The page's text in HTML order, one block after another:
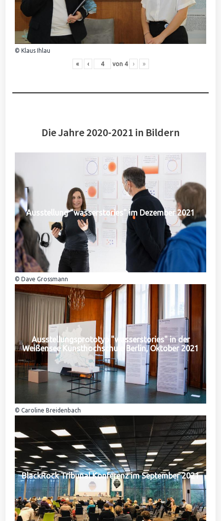
© Klaus Ihlau
« ‹ von 4 › »
Die Jahre 2020-2021 in Bildern
Ausstellung "wasserstories" im Dezember 2021
© Dave Grossmann
Ausstellungsprototyp "wasserstories" in der
Weißensee Kunsthochschule Berlin, Oktober 2021
© Caroline Breidenbach
BlackRock Tribunal Konferenz im September 2021